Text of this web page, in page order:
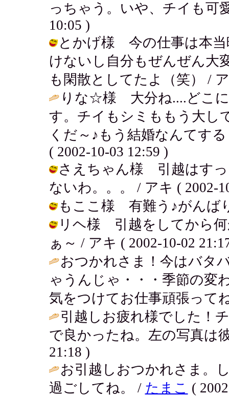
っちゃう。いや、チイも可
10:05 )
とかげ様 今の仕事は本当
けないし自分もぜんぜん大
も閑散としてたよ（笑） /
りな☆様 大分ね....どこ
す。チイもシミももう大し
くだ～♪もう結婚なんてす
( 2002-10-03 12:59 )
さえちゃん様 引越はすっ
ないわ。。。 / アキ ( 2002-
もここ様 有難う♪がんば
リヘ様 引越をしてから何
ぁ～ / アキ ( 2002-10-02
おつかれさま！今はバタ
ゃうんじゃ・・・季節の変
気をつけてお仕事頑張って
引越しお疲れ様でした！
で良かったね。左の写真は
21:18 )
お引越しおつかれさま。
過ごしてね。 / たまこ (